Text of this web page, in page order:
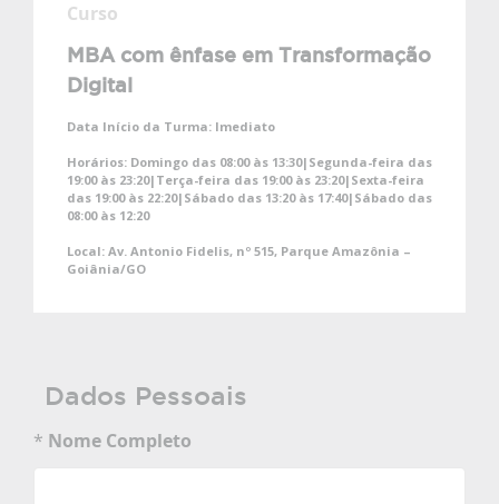
Curso
MBA com ênfase em Transformação
Digital
Data Início da Turma: Imediato
Horários: Domingo das 08:00 às 13:30|Segunda-feira das
19:00 às 23:20|Terça-feira das 19:00 às 23:20|Sexta-feira
das 19:00 às 22:20|Sábado das 13:20 às 17:40|Sábado das
08:00 às 12:20
Local: Av. Antonio Fidelis, nº 515, Parque Amazônia –
Goiânia/GO
Dados Pessoais
* Nome Completo